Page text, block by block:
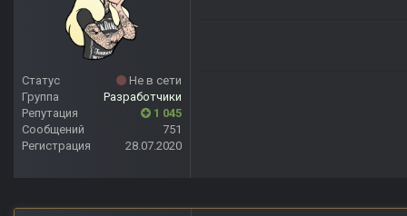
Статус
Не в сети
Группа
Разработчики
Репутация
1 045
Сообщений
751
Регистрация
28.07.2020